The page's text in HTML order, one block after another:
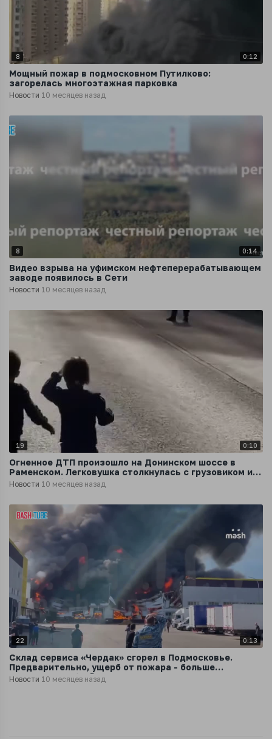
8 0:12
Мощный пожар в подмосковном Путилково:
загорелась многоэтажная парковка
Новости 10 месяцев назад
8 0:14
Видео взрыва на уфимском нефтеперерабатывающем
заводе появилось в Сети
Новости 10 месяцев назад
19 0:10
Огненное ДТП произошло на Донинском шоссе в
Раменском. Легковушка столкнулась с грузовиком и
от удара обе машины загорелись
Новости 10 месяцев назад
22 0:13
Склад сервиса «Чердак» сгорел в Подмосковье.
Предварительно, ущерб от пожара - больше
миллиарда рублей
Новости 10 месяцев назад